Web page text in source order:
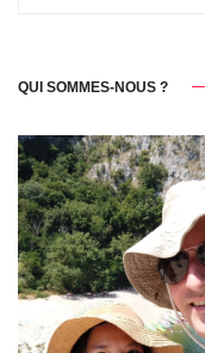
QUI SOMMES-NOUS ?